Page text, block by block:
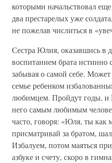
которыми начальствовал
два престарелых уже
не пожелав числиться в
Сестра Юлия, оказавшись в
воспитанием брата истинно
забывая о самой себе.
семье ребенком
любимцем. Пройдут годы, и
него самым любимым
часто, говоря: «Юля, ты как
присматривай за братом,
Избалуем, потом маяться
азбуке и счету, скоро в